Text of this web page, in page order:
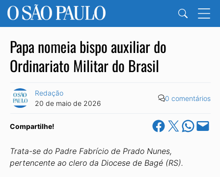
Papa nomeia bispo auxiliar do
Ordinariato Militar do Brasil
Redação
20 de maio de 2026
0 comentários
Compartilhe! Share on Facebook
Share on X Share on
Email this
Trata-se do Padre Fabrício de Prado Nunes,
pertencente ao clero da Diocese de Bagé (RS).